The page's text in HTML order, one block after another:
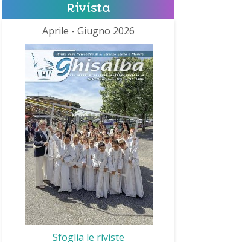
Rivista
Aprile - Giugno 2026
Sfoglia le riviste